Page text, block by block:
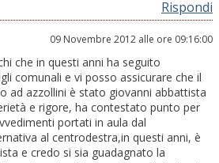
Rispondi
09 Novembre 2012 alle ore 09:16:00
che in questi anni ha seguito
comunali e vi posso assicurare che il
ad azzollini è stato giovanni abbattista
e rigore, ha contestato punto per
portati in aula dal
al centrodestra,in questi anni, è
e credo si sia guadagnato la